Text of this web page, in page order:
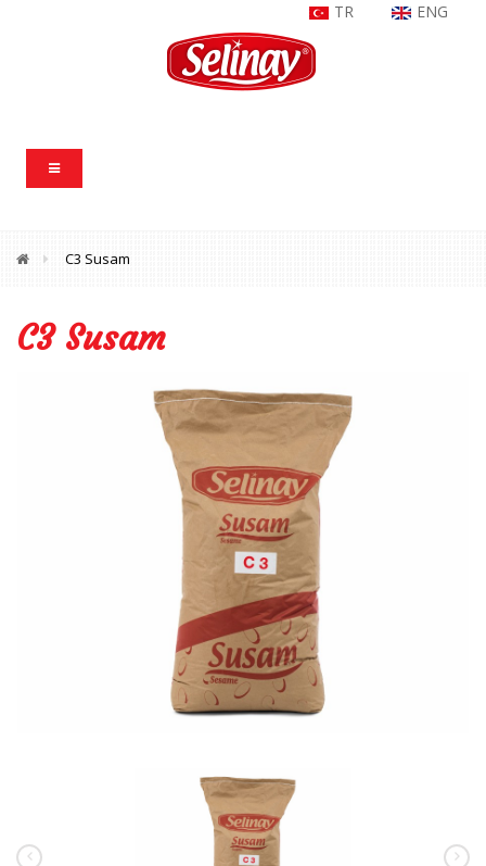
TR ENG
C3 Susam
C3 Susam